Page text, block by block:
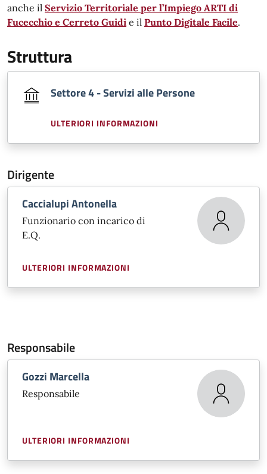
anche il Servizio Territoriale per l’Impiego ARTI di
Fucecchio e Cerreto Guidi e il Punto Digitale Facile.
Struttura
Settore 4 - Servizi alle Persone
ULTERIORI INFORMAZIONI
Dirigente
Caccialupi Antonella
Funzionario con incarico di
E.Q.
ULTERIORI INFORMAZIONI
Responsabile
Gozzi Marcella
Responsabile
ULTERIORI INFORMAZIONI